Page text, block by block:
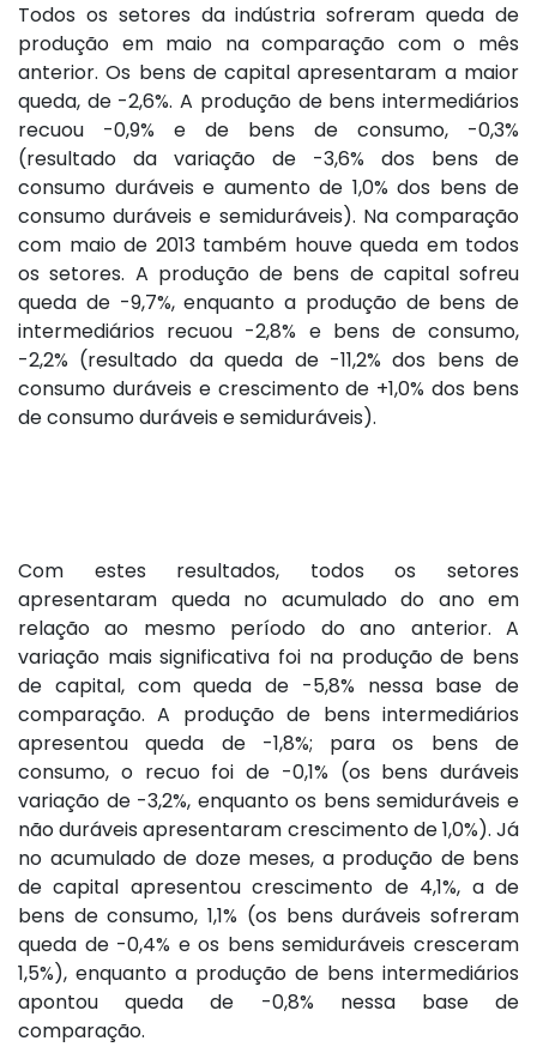
Todos os setores da indústria sofreram queda de
produção em maio na comparação com o mês
anterior. Os bens de capital apresentaram a maior
queda, de -2,6%. A produção de bens intermediários
recuou -0,9% e de bens de consumo, -0,3%
(resultado da variação de -3,6% dos bens de
consumo duráveis e aumento de 1,0% dos bens de
consumo duráveis e semiduráveis). Na comparação
com maio de 2013 também houve queda em todos
os setores. A produção de bens de capital sofreu
queda de -9,7%, enquanto a produção de bens de
intermediários recuou -2,8% e bens de consumo,
-2,2% (resultado da queda de -11,2% dos bens de
consumo duráveis e crescimento de +1,0% dos bens
de consumo duráveis e semiduráveis).
Com estes resultados, todos os setores
apresentaram queda no acumulado do ano em
relação ao mesmo período do ano anterior. A
variação mais significativa foi na produção de bens
de capital, com queda de -5,8% nessa base de
comparação. A produção de bens intermediários
apresentou queda de -1,8%; para os bens de
consumo, o recuo foi de -0,1% (os bens duráveis
variação de -3,2%, enquanto os bens semiduráveis e
não duráveis apresentaram crescimento de 1,0%). Já
no acumulado de doze meses, a produção de bens
de capital apresentou crescimento de 4,1%, a de
bens de consumo, 1,1% (os bens duráveis sofreram
queda de -0,4% e os bens semiduráveis cresceram
1,5%), enquanto a produção de bens intermediários
apontou queda de -0,8% nessa base de
comparação.